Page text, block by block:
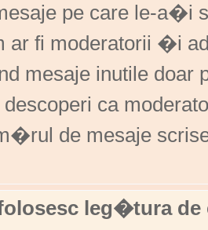
pe care le-a�i
ar fi moderatorii �i
mesaje inutile
ca
de mesaje
leg�tura